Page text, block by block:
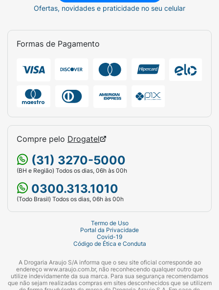
Ofertas, novidades e praticidade no seu celular
Formas de Pagamento
Compre pelo Drogatel
(31) 3270-5000
(BH e Região) Todos os dias, 06h às 00h
0300.313.1010
(Todo Brasil) Todos os dias, 06h às 00h
Termo de Uso
Portal da Privacidade
Covid-19
Código de Ética e Conduta
A Drogaria Araujo S/A informa que o seu site oficial corresponde ao
endereço www.araujo.com.br, não reconhecendo qualquer outro que
utilize indevidamente da sua marca. Para sua segurança recomendamos
que não sejam realizadas compras em sites desconhecidos que se utilizem